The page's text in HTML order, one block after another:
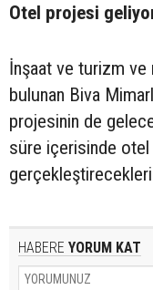
Otel projesi
İnşaat ve turizm ve
bulunan Biva
projesinin de
süre içerisinde otel
HABERE YORUM KAT